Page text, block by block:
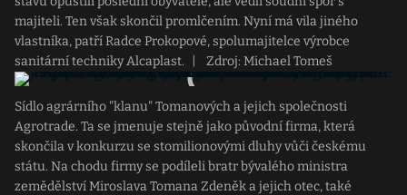
majiteli. Ten však skončil promlčením. Nyní má vila jiného
vlastníka, patří Radce Prokopové, spolumajitelce výrobce
sanitární techniky Alcaplast.
Zdroj: Michael Tomeš
Sídlo agrárního "klanu" Tomanových a jejich společnosti
Agrotrade. Ta se jmenuje stejně jako původní firma, která
skončila v konkurzu se stomilionovými dluhy vůči českému
státu. Na chodu firmy se podíleli bratr bývalého ministra
zemědělství Miroslava Tomana Zdeněk a jejich otec, také